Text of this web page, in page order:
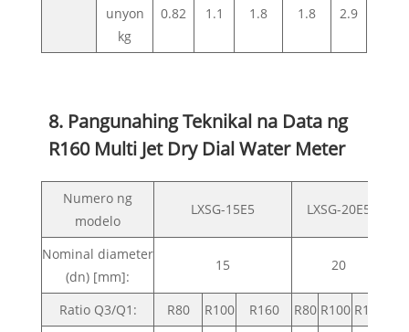
unyon
kg
0.82 1.1 1.8 1.8 2.9
8. Pangunahing Teknikal na Data ng
R160 Multi Jet Dry Dial Water Meter
Numero ng
modelo
LXSG-15E5 LXSG-20E5
Nominal diameter
(dn) [mm]:
15 20
Ratio Q3/Q1: R80 R100 R160 R80 R100 R160